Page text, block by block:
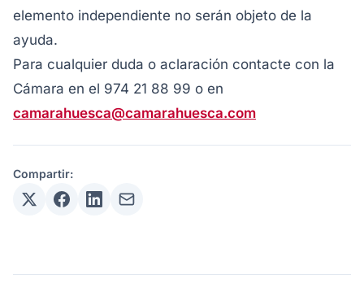
elemento independiente no serán objeto de la
ayuda.
Para cualquier duda o aclaración contacte con la
Cámara en el 974 21 88 99 o en
camarahuesca@camarahuesca.com
Compartir: